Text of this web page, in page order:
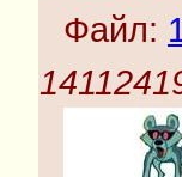
Файл: